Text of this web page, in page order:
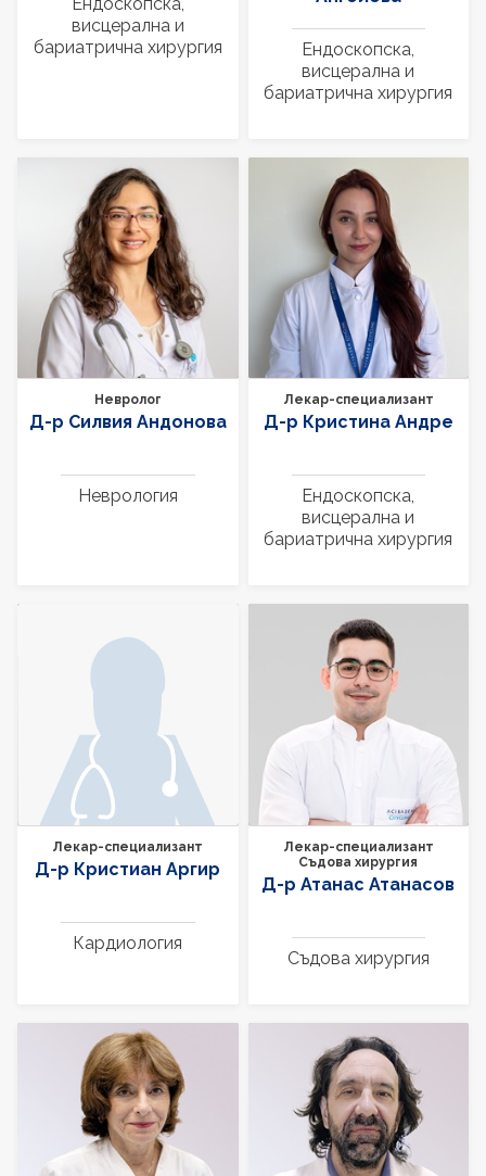
висцерална и
бариатрична хирургия
Ендоскопска,
висцерална и
бариатрична хирургия
Невролог
Д-р Силвия Андонова
Неврология
Лекар-специализант
Д-р Кристина Андре
Ендоскопска,
висцерална и
бариатрична хирургия
Лекар-специализант
Д-р Кристиан Аргир
Кардиология
Лекар-специализант
Съдова хирургия
Д-р Атанас Атанасов
Съдова хирургия